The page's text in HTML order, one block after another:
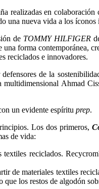
realizadas en
una nueva vida a los
de TOMMY HILFIGER
una forma contemporánea,
reciclados e innovadores.
de la
Ahmad
un evidente espíritu prep.
Los dos primeros,
de vida:
reciclados.
de materiales textiles
los restos de algodón